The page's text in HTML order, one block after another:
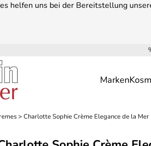
helfen uns bei der Bereitstellung
Marken
> Charlotte Sophie Crème Elegance de la